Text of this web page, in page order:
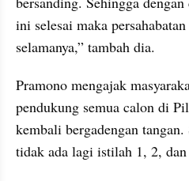
ini selesai maka
selamanya,” tambah dia.
Pramono mengajak
pendukung semua calon di
kembali bergadengan
tidak ada lagi istilah 1, 2, dan